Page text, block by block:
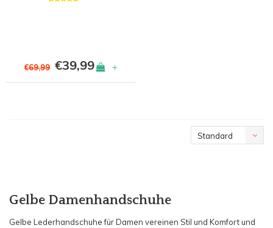
€69,99 €39,99 +
Standard
Gelbe Damenhandschuhe
Gelbe Lederhandschuhe für Damen vereinen Stil und Komfort und